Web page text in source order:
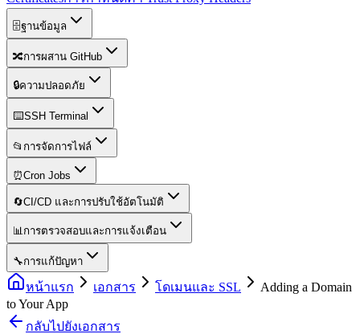
🗄️ฐานข้อมูล
🔀การผสาน GitHub
🔒ความปลอดภัย
⌨️SSH Terminal
📂 การจัดการไฟล์
⏰Cron Jobs
🔄CI/CD และการปรับใช้อัตโนมัติ
📊การตรวจสอบและการแจ้งเตือน
🔧การแก้ปัญหา
หน้าแรก เอกสาร โดเมนและ SSL
Adding a Domain
to Your App
กลับไปยังเอกสาร